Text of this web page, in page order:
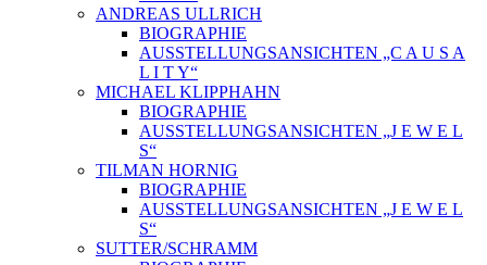
ANDREAS ULLRICH
BIOGRAPHIE
AUSSTELLUNGSANSICHTEN „C A U S A
L I T Y“
MICHAEL KLIPPHAHN
BIOGRAPHIE
AUSSTELLUNGSANSICHTEN „J E W E L
S“
TILMAN HORNIG
BIOGRAPHIE
AUSSTELLUNGSANSICHTEN „J E W E L
S“
SUTTER/SCHRAMM